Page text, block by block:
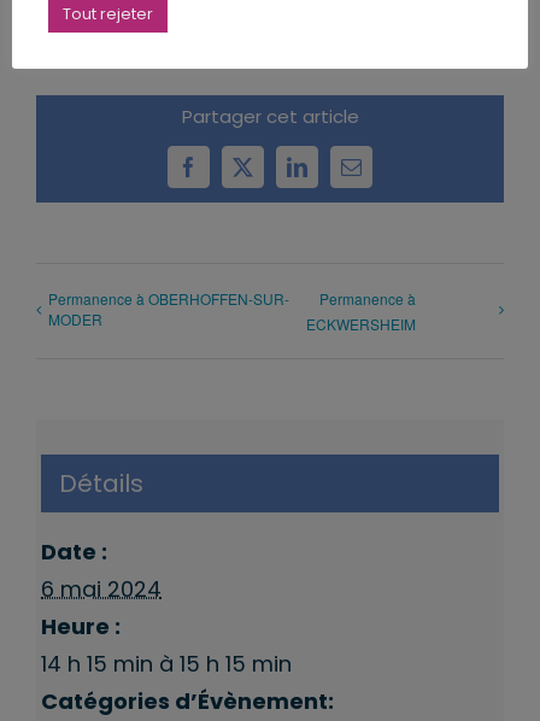
Partager cet article
Facebook
X LinkedInEmail
Permanence à OBERHOFFEN-SUR-
MODER
Permanence à
ECKWERSHEIM
Détails
Date :
6 mai 2024
Heure :
14 h 15 min à 15 h 15 min
Catégories d’Évènement:
Tout rejeter